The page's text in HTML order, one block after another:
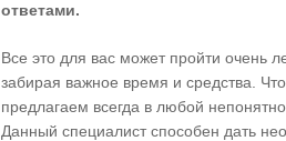
ответами.
Все это для вас может пройти очень
забирая важное время и средства.
предлагаем всегда в любой
Данный специалист способен дать